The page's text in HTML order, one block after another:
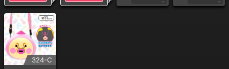
CP CP
324-C